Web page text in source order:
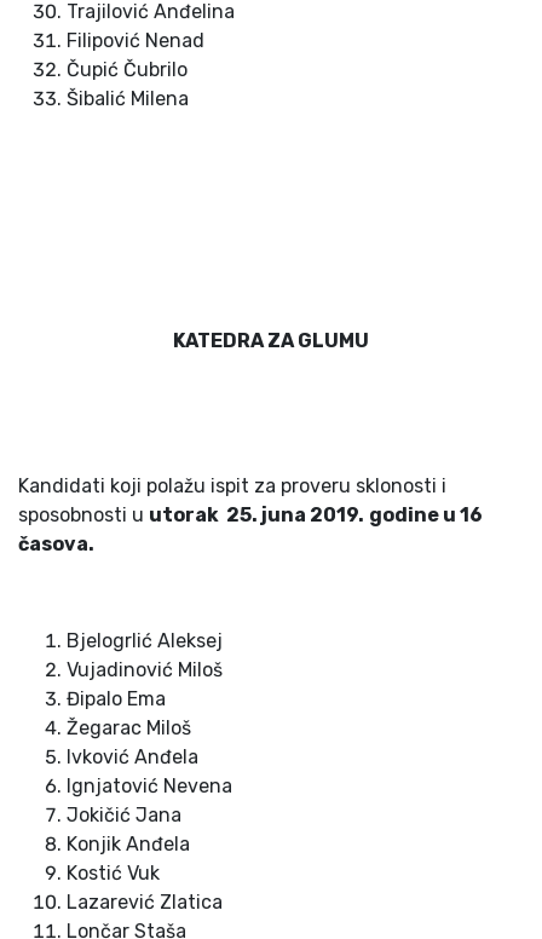
Trajilović Anđelina
Filipović Nenad
Čupić Čubrilo
Šibalić Milena
KATEDRA ZA GLUMU
Kandidati koji polažu ispit za proveru sklonosti i
sposobnosti u utorak 25. juna 2019. godine u 16
časova.
Bjelogrlić Aleksej
Vujadinović Miloš
Đipalo Ema
Žegarac Miloš
Ivković Anđela
Ignjatović Nevena
Jokičić Jana
Konjik Anđela
Kostić Vuk
Lazarević Zlatica
Lončar Staša